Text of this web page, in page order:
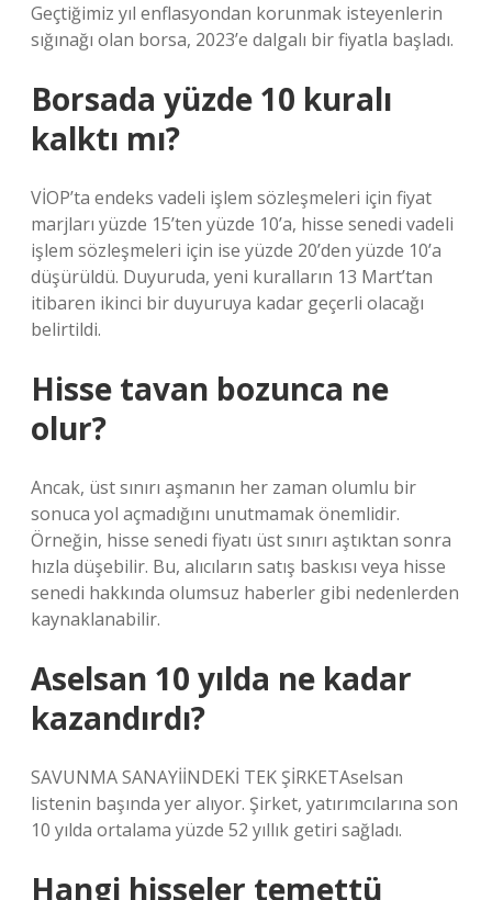
Geçtiğimiz yıl enflasyondan korunmak isteyenlerin
sığınağı olan borsa, 2023’e dalgalı bir fiyatla başladı.
Borsada yüzde 10 kuralı
kalktı mı?
VİOP’ta endeks vadeli işlem sözleşmeleri için fiyat
marjları yüzde 15’ten yüzde 10’a, hisse senedi vadeli
işlem sözleşmeleri için ise yüzde 20’den yüzde 10’a
düşürüldü. Duyuruda, yeni kuralların 13 Mart’tan
itibaren ikinci bir duyuruya kadar geçerli olacağı
belirtildi.
Hisse tavan bozunca ne
olur?
Ancak, üst sınırı aşmanın her zaman olumlu bir
sonuca yol açmadığını unutmamak önemlidir.
Örneğin, hisse senedi fiyatı üst sınırı aştıktan sonra
hızla düşebilir. Bu, alıcıların satış baskısı veya hisse
senedi hakkında olumsuz haberler gibi nedenlerden
kaynaklanabilir.
Aselsan 10 yılda ne kadar
kazandırdı?
SAVUNMA SANAYİİNDEKİ TEK ŞİRKETAselsan
listenin başında yer alıyor. Şirket, yatırımcılarına son
10 yılda ortalama yüzde 52 yıllık getiri sağladı.
Hangi hisseler temettü